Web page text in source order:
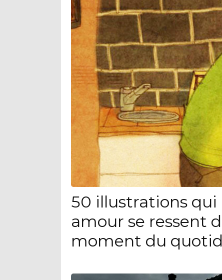
50 illustrations
amour se ressent
moment du